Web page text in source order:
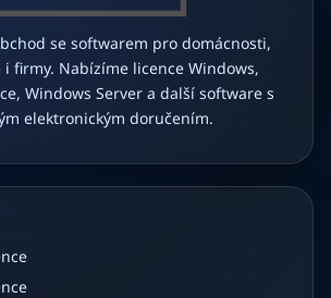
se softwarem pro domácnosti,
firmy. Nabízíme licence Windows,
Windows Server a další software s
elektronickým doručením.